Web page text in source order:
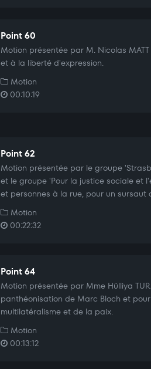
Point 60
Motion présentée par M. Nicolas
et à la liberté d'expression.
Motion
00:10:19
Point 62
Motion présentée par le groupe
et le groupe 'Pour la justice sociale et
et personnes à la rue, pour un sursaut
Motion
00:22:32
Point 64
Motion présentée par Mme Hülliya
panthéonisation de Marc Bloch et
multilatéralisme et de la paix.
Motion
00:13:12